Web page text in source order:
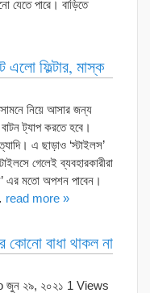
যেতে পারে। বাড়িতে
এলো ফিল্টার, মাস্ক
নিয়ে আসার জন্য
ট্যাপ করতে হবে।
এ ছাড়াও ‘স্টাইলস’
গেলেই ব্যবহারকারীরা
এর মতো অপশন পাবেন।
read more »
কোনো বাধা থাকল না
২৯, ২০২১ 1 Views